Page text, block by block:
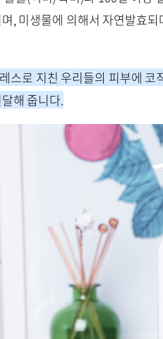
, 미생물에 의해서 자연발효
스로 지친 우리들의 피부에 코
해 줍니다.